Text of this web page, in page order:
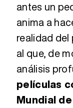
antes un
anima a
realidad
al que, de
análisis
películas
Mundial